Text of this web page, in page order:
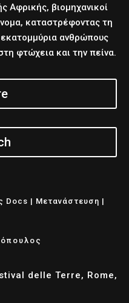
Αφρικής, βιομηχανικοί
καταστρέφοντας τη
ανθρώπους
φτώχεια και την πείνα.
Docs | Μετανάστευση |
delle Terre, Rome,